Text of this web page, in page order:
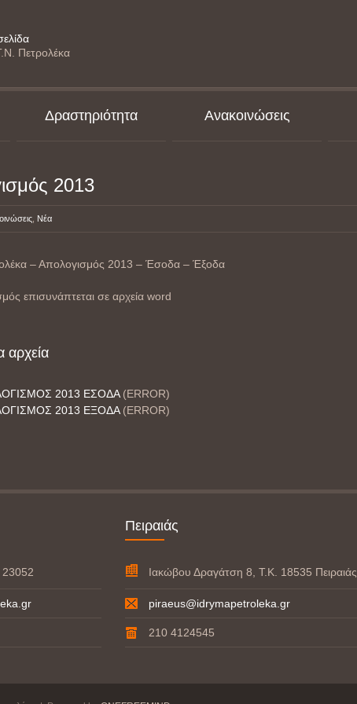
Πετρολέκα
Δραστηριότητα Ανακοινώσεις
2013
Νέα
– Απολογισμός 2013 – Έσοδα – Έξοδα
επισυνάπτεται σε αρχεία word
αρχεία
2013 ΕΣΟΔΑ (ERROR)
2013 ΕΞΟΔΑ (ERROR)
23052
Πειραιάς
Ιακώβου Δραγάτση 8, Τ.Κ. 18535 Πειραιάς
piraeus@idrymapetroleka.gr
210 4124545